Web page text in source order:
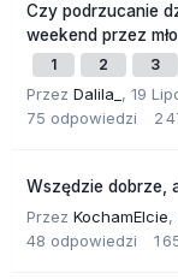
Czy podrzucanie
weekend przez
1 2 3
Przez Dalila_ , 19
75 odpowiedzi 2
Wszędzie dobrze,
Przez KochamElcie,
48 odpowiedzi 1